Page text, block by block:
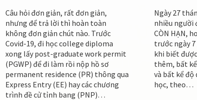
Câu hỏi đơn giản, rất đơn giản,
nhưng để trả lời thì hoàn toàn
không đơn giản chút nào. Trước
Covid-19, đi học college diploma
xong lấy post-graduate work permit
(PGWP) để đi làm rồi nộp hồ sơ
permanent residence (PR) thông qua
Express Entry (EE) hay các chương
trình đề cử tỉnh bang (PNP)…
Ngày 27
nhiều người
CÒN HẠN,
trước ngày
khi biết
thêm, bất
và bất kể độ
học, theo…